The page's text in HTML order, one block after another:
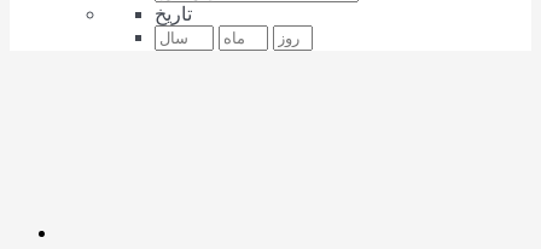
تاریخ